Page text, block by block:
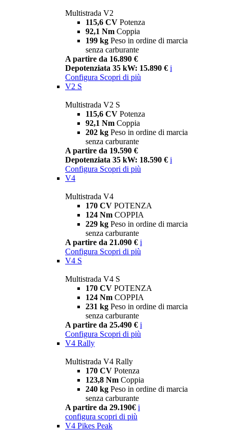
Multistrada V2
115,6 CV Potenza
92,1 Nm Coppia
199 kg Peso in ordine di marcia
senza carburante
A partire da 16.890 €
Depotenziata 35 kW: 15.890 € i
Configura Scopri di più
V2 S
Multistrada V2 S
115,6 CV Potenza
92,1 Nm Coppia
202 kg Peso in ordine di marcia
senza carburante
A partire da 19.590 €
Depotenziata 35 kW: 18.590 € i
Configura Scopri di più
V4
Multistrada V4
170 CV POTENZA
124 Nm COPPIA
229 kg Peso in ordine di marcia
senza carburante
A partire da 21.090 € i
Configura Scopri di più
V4 S
Multistrada V4 S
170 CV POTENZA
124 Nm COPPIA
231 kg Peso in ordine di marcia
senza carburante
A partire da 25.490 € i
Configura Scopri di più
V4 Rally
Multistrada V4 Rally
170 CV Potenza
123,8 Nm Coppia
240 kg Peso in ordine di marcia
senza carburante
A partire da 29.190€ i
configura scopri di più
V4 Pikes Peak